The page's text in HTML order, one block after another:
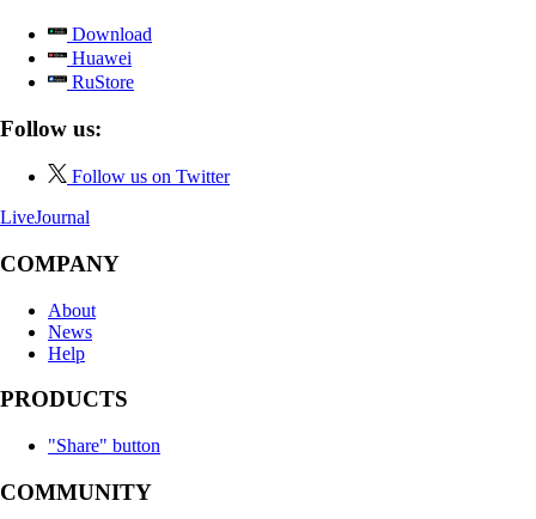
Download
Huawei
RuStore
Follow us:
Follow us on Twitter
LiveJournal
COMPANY
About
News
Help
PRODUCTS
"Share" button
COMMUNITY